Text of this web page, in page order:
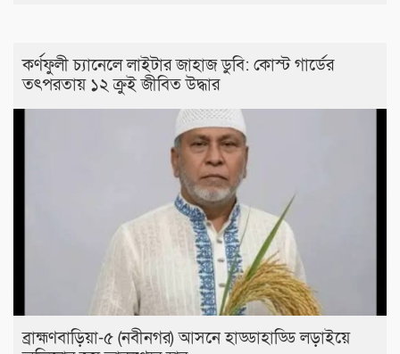
কর্ণফুলী চ্যানেলে লাইটার জাহাজ ডুবি: কোস্ট গার্ডের
তৎপরতায় ১২ ক্রুই জীবিত উদ্ধার
ব্রাহ্মণবাড়িয়া-৫ (নবীনগর) আসনে হাড্ডাহাড্ডি লড়াইয়ে